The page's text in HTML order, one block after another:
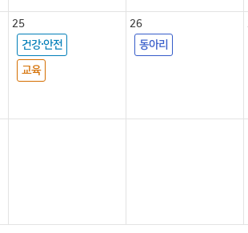
25
건강·안전
교육
26
동아리